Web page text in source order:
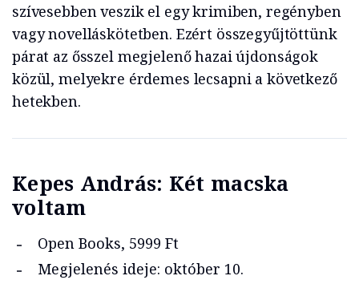
szívesebben veszik el egy krimiben, regényben
vagy novelláskötetben. Ezért összegyűjtöttünk
párat az ősszel megjelenő hazai újdonságok
közül, melyekre érdemes lecsapni a következő
hetekben.
Kepes András: Két macska
voltam
Open Books, 5999 Ft
Megjelenés ideje: október 10.